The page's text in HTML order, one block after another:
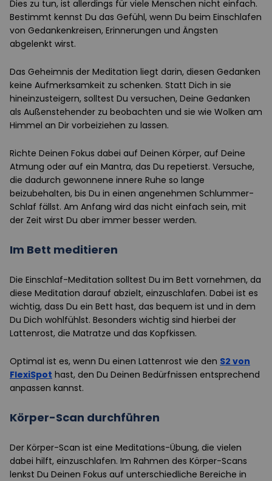
Dies zu tun, ist allerdings für viele Menschen nicht einfach.
Bestimmt kennst Du das Gefühl, wenn Du beim Einschlafen
von Gedankenkreisen, Erinnerungen und Ängsten
abgelenkt wirst.
Das Geheimnis der Meditation liegt darin, diesen Gedanken
keine Aufmerksamkeit zu schenken. Statt Dich in sie
hineinzusteigern, solltest Du versuchen, Deine Gedanken
als Außenstehender zu beobachten und sie wie Wolken am
Himmel an Dir vorbeiziehen zu lassen.
Richte Deinen Fokus dabei auf Deinen Körper, auf Deine
Atmung oder auf ein Mantra, das Du repetierst. Versuche,
die dadurch gewonnene innere Ruhe so lange
beizubehalten, bis Du in einen angenehmen Schlummer-
Schlaf fällst. Am Anfang wird das nicht einfach sein, mit
der Zeit wirst Du aber immer besser werden.
Im Bett meditieren
Die Einschlaf-Meditation solltest Du im Bett vornehmen, da
diese Meditation darauf abzielt, einzuschlafen. Dabei ist es
wichtig, dass Du ein Bett hast, das bequem ist und in dem
Du Dich wohlfühlst. Besonders wichtig sind hierbei der
Lattenrost, die Matratze und das Kopfkissen.
Optimal ist es, wenn Du einen Lattenrost wie den S2 von
FlexiSpot hast, den Du Deinen Bedürfnissen entsprechend
anpassen kannst.
Körper-Scan durchführen
Der Körper-Scan ist eine Meditations-Übung, die vielen
dabei hilft, einzuschlafen. Im Rahmen des Körper-Scans
lenkst Du Deinen Fokus auf unterschiedliche Bereiche in